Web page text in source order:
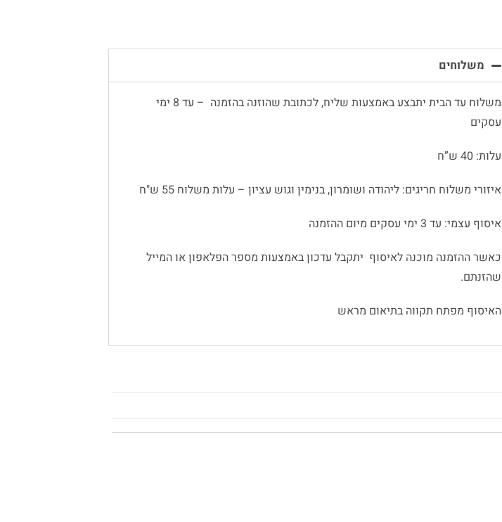
משלוחים
משלוח עד הבית יתבצע באמצעות שליח, לכתובת שהוזנה בהזמנה – עד 8 ימי
עסקים
עלות: 40 ש”ח
איזורי משלוח חריגים: ליהודה ושומרון, בנימין וגוש עציון – עלות משלוח 55 ש"ח
איסוף עצמי: עד 3 ימי עסקים מיום ההזמנה
כאשר ההזמנה מוכנה לאיסוף יתקבל עדכון באמצעות מספר הפלאפון או המייל
שהזנתם.
האיסוף מפתח תקווה בתיאום מראש